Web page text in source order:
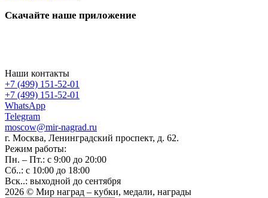
Скачайте наше приложение
Наши контакты
+7 (499) 151-52-01
+7 (499) 151-52-01
WhatsApp
Telegram
moscow@mir-nagrad.ru
г. Москва, Ленинградский проспект, д. 62.
Режим работы:
Пн. – Пт.: с 9:00 до 20:00
Сб..: с 10:00 до 18:00
Вск..: выходной до сентября
2026 © Мир наград – кубки, медали, награды